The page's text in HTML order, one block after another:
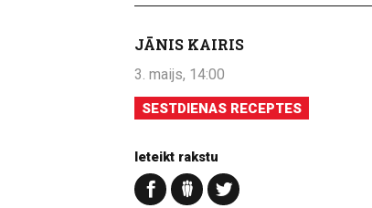
JĀNIS KAIRIS
3. maijs, 14:00
SESTDIENAS RECEPTES
Ieteikt rakstu